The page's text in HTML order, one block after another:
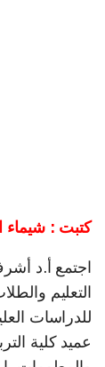
كتبت : شيماء
اجتمع أ.د
التعليم
للدراسات
عميد كلية